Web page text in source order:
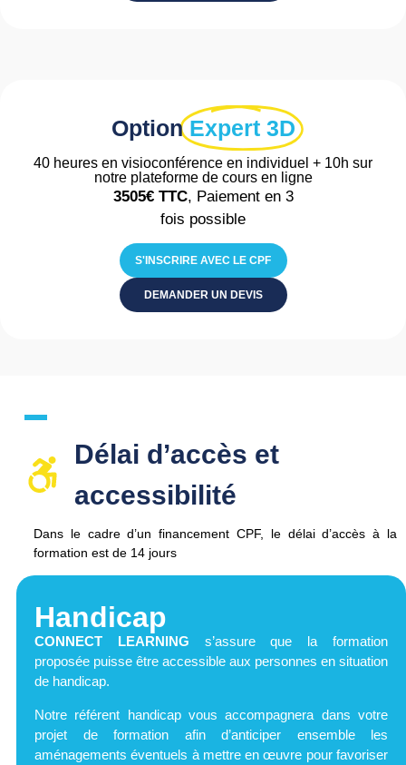
OptionExpert 3D
40 heures en visioconférence en individuel + 10h sur
notre plateforme de cours en ligne
3505€TTC, Paiement en 3
fois possible
S'INSCRIRE AVEC LE CPF
DEMANDER UN DEVIS
Délai d’accès et
accessibilité​
Dans le cadre d’un financement CPF, le délai d’accès à la
formation est de 14 jours
Handicap
CONNECT LEARNING s’assure que la formation
proposée puisse être accessible aux personnes en situation
de handicap.
Notre référent handicap vous accompagnera dans votre
projet de formation afin d’anticiper ensemble les
aménagements éventuels à mettre en œuvre pour favoriser